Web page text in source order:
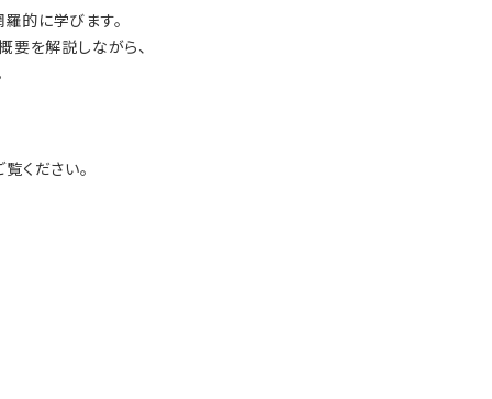
的に学びます。
を解説しながら、
ください。